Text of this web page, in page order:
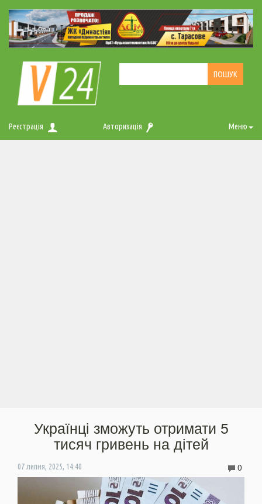
Реєстрація Авторизація Меню
Українці зможуть отримати 5
тисяч гривень на дітей
07 липня, 2025, 14:40 0